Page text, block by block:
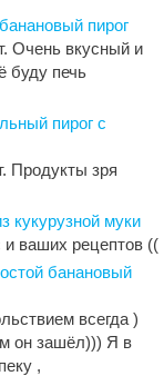
пирог
Очень вкусный и
буду печь
пирог с
Продукты зря
кукурузной муки
и ваших рецептов ((
банановый
всегда )
он зашёл))) Я в
,